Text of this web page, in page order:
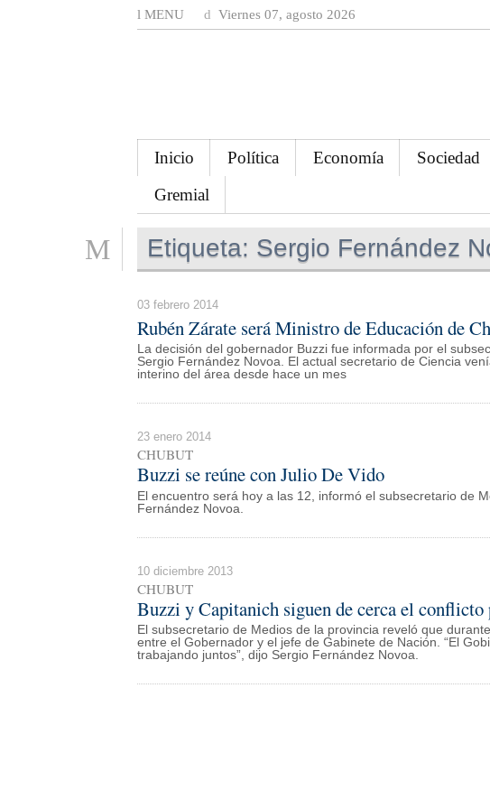
MENU Viernes 07, agosto 2026
Inicio Política Economía Sociedad
Gremial
Etiqueta: Sergio Fernández
03 febrero 2014
Rubén Zárate será Ministro de Educación de
La decisión del gobernador Buzzi fue informada por el
Sergio Fernández Novoa. El actual secretario de Ciencia
interino del área desde hace un mes
23 enero 2014
CHUBUT
Buzzi se reúne con Julio De Vido
El encuentro será hoy a las 12, informó el subsecretario de
Fernández Novoa.
10 diciembre 2013
CHUBUT
Buzzi y Capitanich siguen de cerca el
El subsecretario de Medios de la provincia reveló que
entre el Gobernador y el jefe de Gabinete de Nación. “El
trabajando juntos”, dijo Sergio Fernández Novoa.